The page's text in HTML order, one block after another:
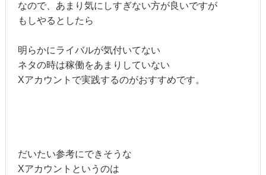
なので、あまり気にしすぎない方が良いですが
もしやるとしたら
明らかにライバルが気付いてない
ネタの時は稼働をあまりしていない
Xアカウントで実践するのがおすすめです。
だいたい参考にできそうな
Xアカウントというのは